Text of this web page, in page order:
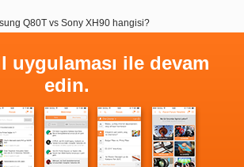
Q80T vs Sony XH90 hangisi?
uygulaması ile devam
edin.